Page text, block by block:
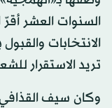
السنوات العشر
الانتخابات والقبول
تريد الاستقرار
وكان سيف